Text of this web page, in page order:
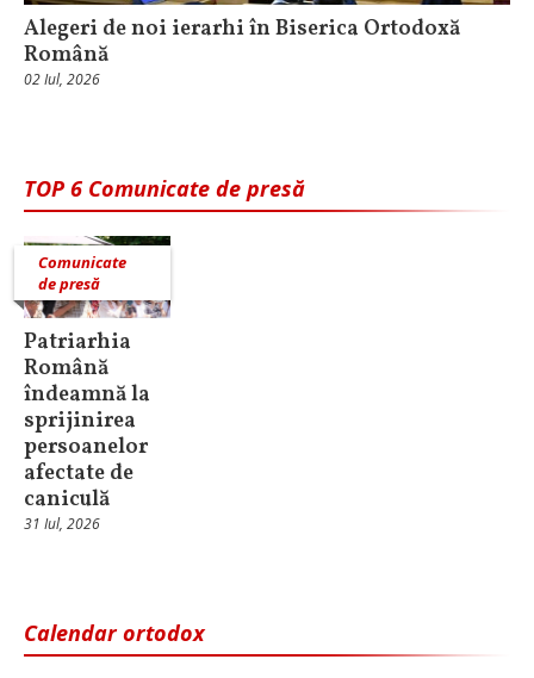
Alegeri de noi ierarhi în Biserica Ortodoxă
Română
02 Iul, 2026
TOP 6 Comunicate de presă
Comunicate
de presă
Patriarhia
Română
îndeamnă la
sprijinirea
persoanelor
afectate de
caniculă
31 Iul, 2026
Calendar ortodox